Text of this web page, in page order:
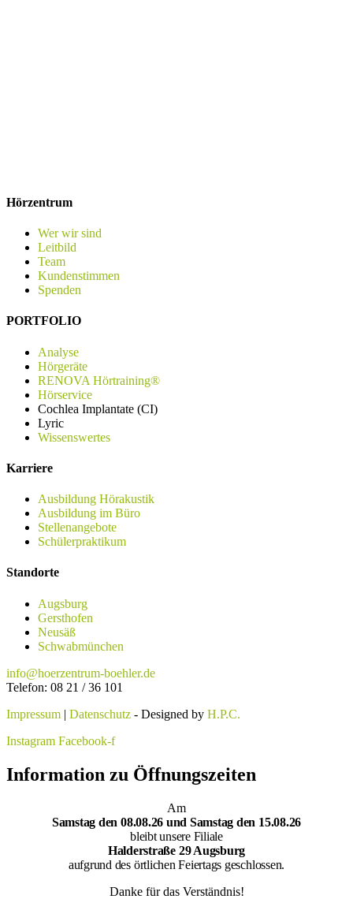
Hörzentrum
Wer wir sind
Leitbild
Team
Kundenstimmen
Spenden
PORTFOLIO
Analyse
Hörgeräte
RENOVA Hörtraining®
Hörservice
Cochlea Implantate (CI)
Lyric
Wissenswertes
Karriere
Ausbildung Hörakustik
Ausbildung im Büro
Stellenangebote
Schülerpraktikum
Standorte
Augsburg
Gersthofen
Neusäß
Schwabmünchen
info@hoerzentrum-boehler.de
Telefon: 08 21 / 36 101
Impressum | Datenschutz - Designed by H.P.C.
Instagram Facebook-f
Information zu Öffnungszeiten
Am
Samstag den 08.08.26 und Samstag den 15.08.26
bleibt unsere Filiale
Halderstraße 29 Augsburg
aufgrund des örtlichen Feiertags geschlossen.
Danke für das Verständnis!